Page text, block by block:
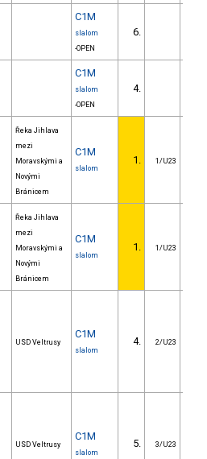
C1M
slalom
-OPEN
6.
C1M
slalom
-OPEN
4.
Řeka Jihlava
mezi
Moravskými a
Novými
Bránicem
C1M
slalom
1. 1/U23
Řeka Jihlava
mezi
Moravskými a
Novými
Bránicem
C1M
slalom
1. 1/U23
USD Veltrusy
C1M
slalom
4. 2/U23
USD Veltrusy
C1M
slalom
5. 3/U23